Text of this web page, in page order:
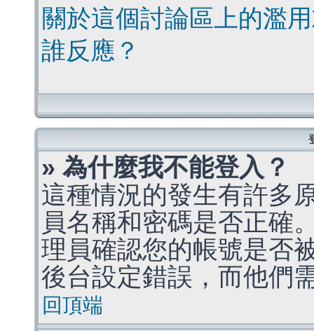
關於這個討論區上的濫
誰反應？
» 為什麼我不能登入？
這種情況的發生有許多
員名稱和密碼是否正確
理員確認您的帳號是否
後台設定錯誤，而他們
回頂端